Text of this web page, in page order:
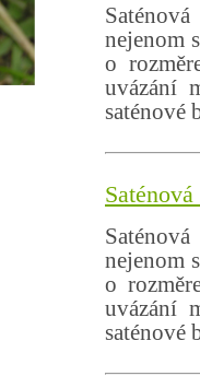
nejenom
o
uvázání
saténové
nejenom
o
uvázání
saténové